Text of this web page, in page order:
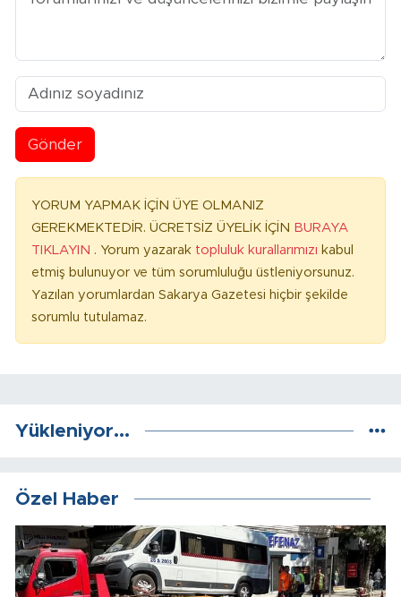
Gönder
YORUM YAPMAK İÇİN ÜYE OLMANIZ
GEREKMEKTEDİR. ÜCRETSİZ ÜYELİK İÇİN BURAYA
TIKLAYIN . Yorum yazarak topluluk kurallarımızı kabul
etmiş bulunuyor ve tüm sorumluluğu üstleniyorsunuz.
Yazılan yorumlardan Sakarya Gazetesi hiçbir şekilde
sorumlu tutulamaz.
Yükleniyor...
Özel Haber